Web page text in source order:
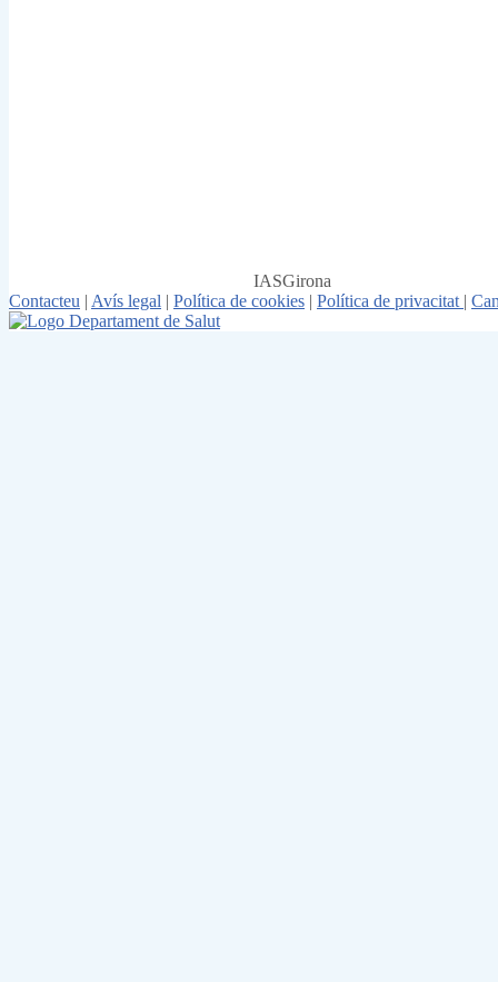
IASGirona
Contacteu | Avís legal | Política de cookies | Política de privacitat |